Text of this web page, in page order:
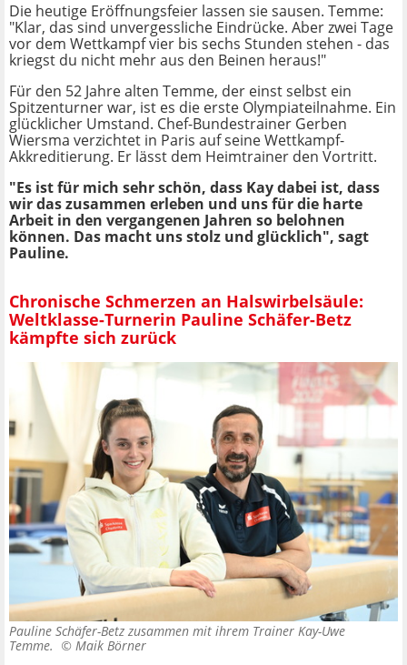
Die heutige Eröffnungsfeier lassen sie sausen. Temme:
"Klar, das sind unvergessliche Eindrücke. Aber zwei Tage
vor dem Wettkampf vier bis sechs Stunden stehen - das
kriegst du nicht mehr aus den Beinen heraus!"
Für den 52 Jahre alten Temme, der einst selbst ein
Spitzenturner war, ist es die erste Olympiateilnahme. Ein
glücklicher Umstand. Chef-Bundestrainer Gerben
Wiersma verzichtet in Paris auf seine Wettkampf-
Akkreditierung. Er lässt dem Heimtrainer den Vortritt.
"Es ist für mich sehr schön, dass Kay dabei ist, dass
wir das zusammen erleben und uns für die harte
Arbeit in den vergangenen Jahren so belohnen
können. Das macht uns stolz und glücklich", sagt
Pauline.
Chronische Schmerzen an Halswirbelsäule:
Weltklasse-Turnerin Pauline Schäfer-Betz
kämpfte sich zurück
Pauline Schäfer-Betz zusammen mit ihrem Trainer Kay-Uwe
Temme. © Maik Börner